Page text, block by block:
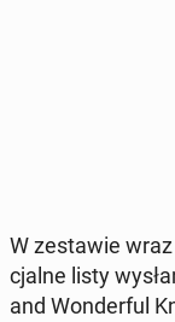
W ze­sta­wie
cjal­ne listy
and Won­der­ful